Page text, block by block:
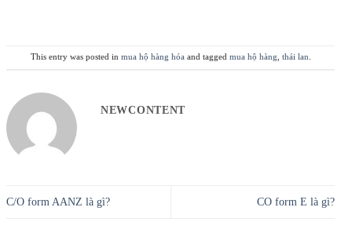
This entry was posted in mua hộ hàng hóa and tagged mua hộ hàng thái lan
NEWCONTENT
C/O form AANZ là gì? CO form E là gì?